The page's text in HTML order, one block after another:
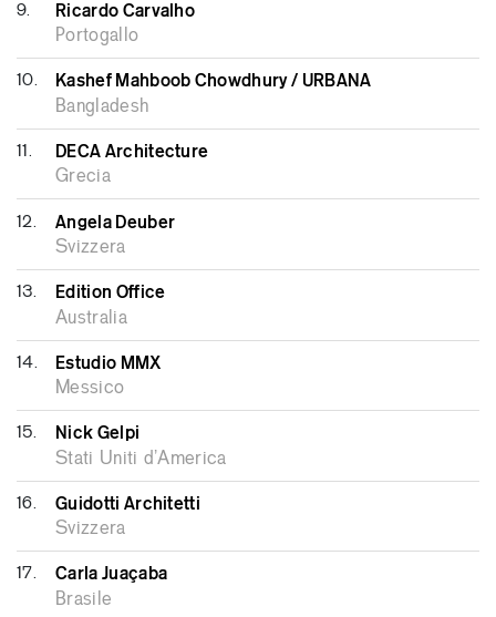
9. Ricardo Carvalho
Portogallo
10. Kashef Mahboob Chowdhury / URBANA
Bangladesh
11. DECA Architecture
Grecia
12. Angela Deuber
Svizzera
13. Edition Office
Australia
14. Estudio MMX
Messico
15. Nick Gelpi
Stati Uniti d’America
16. Guidotti Architetti
Svizzera
17. Carla Juaçaba
Brasile